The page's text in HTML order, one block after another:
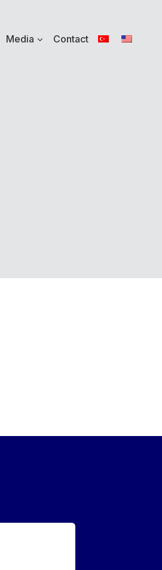
Media Contact